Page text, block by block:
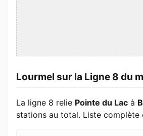
Lourmel sur la Ligne 8 du
La ligne 8 relie Pointe du Lac à
stations au total. Liste complète